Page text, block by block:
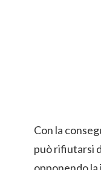
Con la
può rifiutarsi